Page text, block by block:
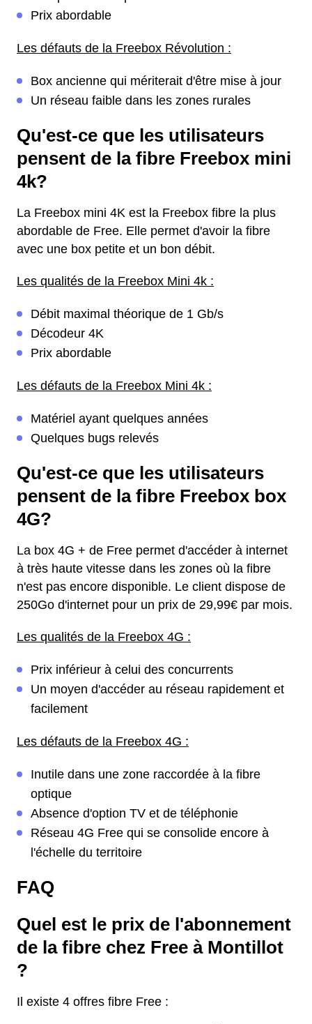
Prix abordable
Les défauts de la Freebox Révolution :
Box ancienne qui mériterait d'être mise à jour
Un réseau faible dans les zones rurales
Qu'est-ce que les utilisateurs
pensent de la fibre Freebox mini
4k?
La Freebox mini 4K est la Freebox fibre la plus
abordable de Free. Elle permet d'avoir la fibre
avec une box petite et un bon débit.
Les qualités de la Freebox Mini 4k :
Débit maximal théorique de 1 Gb/s
Décodeur 4K
Prix abordable
Les défauts de la Freebox Mini 4k :
Matériel ayant quelques années
Quelques bugs relevés
Qu'est-ce que les utilisateurs
pensent de la fibre Freebox box
4G?
La box 4G + de Free permet d'accéder à internet
à très haute vitesse dans les zones où la fibre
n'est pas encore disponible. Le client dispose de
250Go d'internet pour un prix de 29,99€ par mois.
Les qualités de la Freebox 4G :
Prix inférieur à celui des concurrents
Un moyen d'accéder au réseau rapidement et
facilement
Les défauts de la Freebox 4G :
Inutile dans une zone raccordée à la fibre
optique
Absence d'option TV et de téléphonie
Réseau 4G Free qui se consolide encore à
l'échelle du territoire
FAQ
Quel est le prix de l'abonnement
de la fibre chez Free à Montillot
?
Il existe 4 offres fibre Free :